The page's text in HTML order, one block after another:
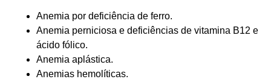
Anemia por deficiência de ferro.
Anemia perniciosa e deficiências de vitamina B12 e
ácido fólico.
Anemia aplástica.
Anemias hemolíticas.